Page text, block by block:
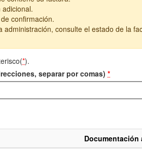
confirmación.
consulte el estado de la
*).
separar por comas) *
Documentación